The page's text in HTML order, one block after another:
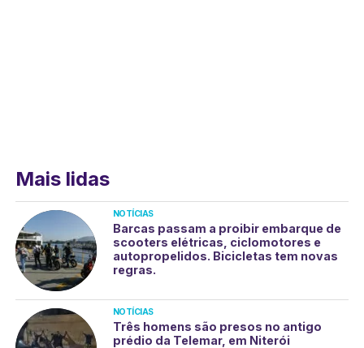
Mais lidas
NOTÍCIAS
Barcas passam a proibir embarque de
scooters elétricas, ciclomotores e
autopropelidos. Bicicletas tem novas
regras.
NOTÍCIAS
Três homens são presos no antigo
prédio da Telemar, em Niterói